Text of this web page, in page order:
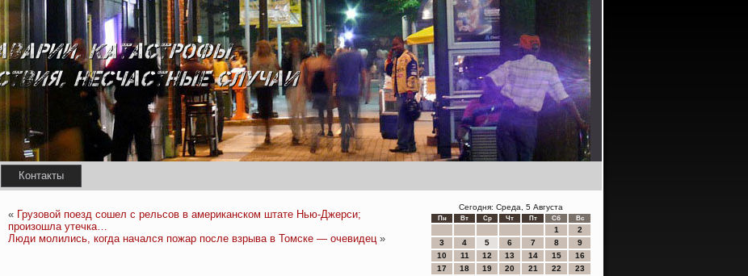
Контакты
« Грузовой поезд сошел с рельсов в американском штате Нью-Джерси;
произошла утечка…
Люди молились, когда начался пожар после взрыва в Томске — очевидец»
Сегодня: Среда, 5 Августа
Пн Вт Ср Чт Пт Сб Вс
1
2
3
4 5 6 7 8
9
10
11 12 13 14 15
16
17
18 19 20 21 22
23